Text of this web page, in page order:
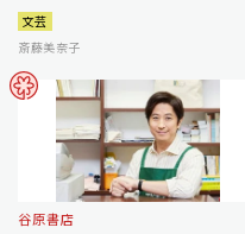
文芸
斎藤美奈子
谷原書店